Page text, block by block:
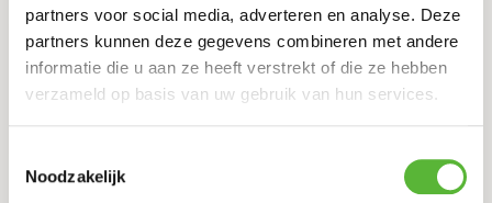
partners voor social media, adverteren en analyse. Deze
partners kunnen deze gegevens combineren met andere
informatie die u aan ze heeft verstrekt of die ze hebben
verzameld op basis van uw gebruik van hun services.
Noodzakelijk
Toko Bopp
INDONESISCHE MAALTIJD: RENDANG, SAMBAL
GORENG BOONTJES EN NASI(600GR) (1P)